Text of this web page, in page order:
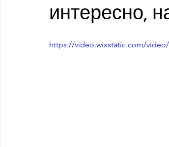
интересно,
https://video.wixstatic.com/video/